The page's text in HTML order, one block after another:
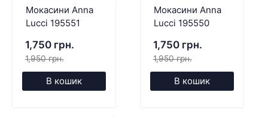
Мокасини Anna
Lucci 195551
1,750 грн.
1,950 грн.
В кошик
Мокасини Anna
Lucci 195550
1,750 грн.
1,950 грн.
В кошик